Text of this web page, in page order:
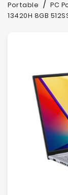
Téléphonie
Stockage
Portable
PC
13420H 8GB